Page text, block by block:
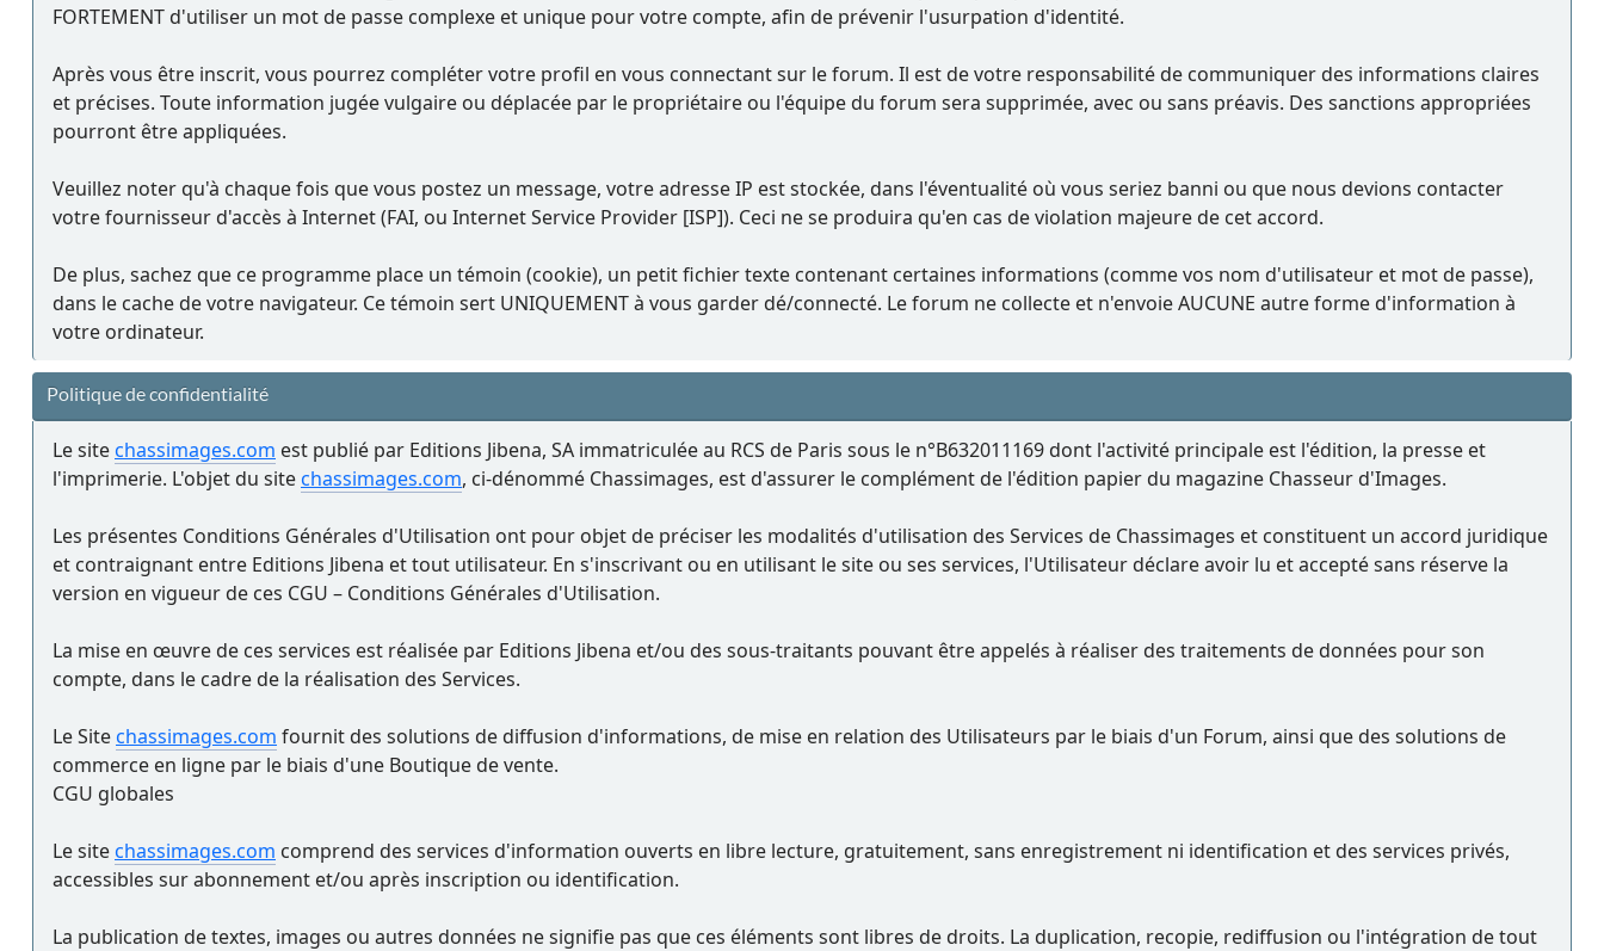
FORTEMENT d'utiliser un mot de passe complexe et unique pour votre compte, afin de prévenir l'usurpation d'identité.
Après vous être inscrit, vous pourrez compléter votre profil en vous connectant sur le forum. Il est de votre responsabilité de communiquer des informations claires
et précises. Toute information jugée vulgaire ou déplacée par le propriétaire ou l'équipe du forum sera supprimée, avec ou sans préavis. Des sanctions appropriées
pourront être appliquées.
Veuillez noter qu'à chaque fois que vous postez un message, votre adresse IP est stockée, dans l'éventualité où vous seriez banni ou que nous devions contacter
votre fournisseur d'accès à Internet (FAI, ou Internet Service Provider [ISP]). Ceci ne se produira qu'en cas de violation majeure de cet accord.
De plus, sachez que ce programme place un témoin (cookie), un petit fichier texte contenant certaines informations (comme vos nom d'utilisateur et mot de passe),
dans le cache de votre navigateur. Ce témoin sert UNIQUEMENT à vous garder dé/connecté. Le forum ne collecte et n'envoie AUCUNE autre forme d'information à
votre ordinateur.
Politique de confidentialité
Le sitechassimages.com est publié par Editions Jibena, SA immatriculée au RCS de Paris sous le n°B632011169 dont l'activité principale est l'édition, la presse et
l'imprimerie. L'objet du sitechassimages.com, ci-dénommé Chassimages, est d'assurer le complément de l'édition papier du magazine Chasseur d'Images.
Les présentes Conditions Générales d'Utilisation ont pour objet de préciser les modalités d'utilisation des Services de Chassimages et constituent un accord juridique
et contraignant entre Editions Jibena et tout utilisateur. En s'inscrivant ou en utilisant le site ou ses services, l'Utilisateur déclare avoir lu et accepté sans réserve la
version en vigueur de ces CGU – Conditions Générales d'Utilisation.
La mise en œuvre de ces services est réalisée par Editions Jibena et/ou des sous-traitants pouvant être appelés à réaliser des traitements de données pour son
compte, dans le cadre de la réalisation des Services.
Le Sitechassimages.com fournit des solutions de diffusion d'informations, de mise en relation des Utilisateurs par le biais d'un Forum, ainsi que des solutions de
commerce en ligne par le biais d'une Boutique de vente.
CGU globales
Le sitechassimages.com comprend des services d'information ouverts en libre lecture, gratuitement, sans enregistrement ni identification et des services privés,
accessibles sur abonnement et/ou après inscription ou identification.
La publication de textes, images ou autres données ne signifie pas que ces éléments sont libres de droits. La duplication, recopie, rediffusion ou l'intégration de tout